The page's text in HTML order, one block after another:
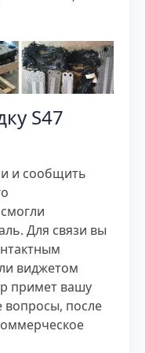
S47
и сообщить
Для связи вы
виджетом
примет вашу
вопросы, после